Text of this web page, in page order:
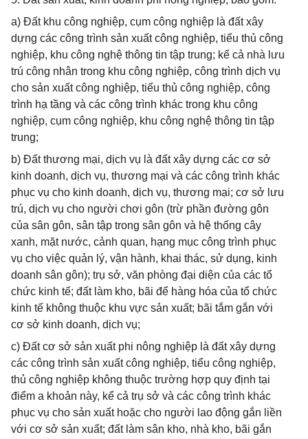
a) Đất khu công nghiệp, cụm công nghiệp là đất xây
dựng các công trình sản xuất công nghiệp, tiểu thủ công
nghiệp, khu công nghệ thông tin tập trung; kể cả nhà lưu
trú công nhân trong khu công nghiệp, công trình dịch vụ
cho sản xuất công nghiệp, tiểu thủ công nghiệp, công
trình hạ tầng và các công trình khác trong khu công
nghiệp, cụm công nghiệp, khu công nghệ thông tin tập
trung;
b) Đất thương mại, dịch vụ là đất xây dựng các cơ sở
kinh doanh, dịch vụ, thương mại và các công trình khác
phục vụ cho kinh doanh, dịch vụ, thương mại; cơ sở lưu
trú, dịch vụ cho người chơi gôn (trừ phần đường gôn
của sân gôn, sân tập trong sân gôn và hệ thống cây
xanh, mặt nước, cảnh quan, hạng mục công trình phục
vụ cho việc quản lý, vận hành, khai thác, sử dụng, kinh
doanh sân gôn); trụ sở, văn phòng đại diện của các tổ
chức kinh tế; đất làm kho, bãi để hàng hóa của tổ chức
kinh tế không thuộc khu vực sản xuất; bãi tắm gắn với
cơ sở kinh doanh, dịch vụ;
c) Đất cơ sở sản xuất phi nông nghiệp là đất xây dựng
các công trình sản xuất công nghiệp, tiểu công nghiệp,
thủ công nghiệp không thuộc trường hợp quy định tại
điểm a khoản này, kể cả trụ sở và các công trình khác
phục vụ cho sản xuất hoặc cho người lao động gắn liền
với cơ sở sản xuất; đất làm sân kho, nhà kho, bãi gắn